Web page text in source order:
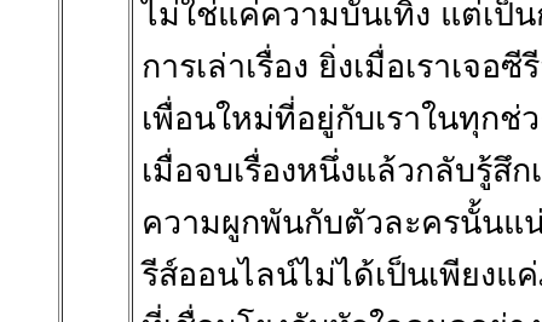
ไม่ใช่แค่ความบันเทิง แต่เป็
การเล่าเรื่อง ยิ่งเมื่อเราเจ
เพื่อนใหม่ที่อยู่กับเราในทุก
เมื่อจบเรื่องหนึ่งแล้วกลับรู้สึ
ความผูกพันกับตัวละครนั้นแ
รีส์ออนไลน์ไม่ได้เป็นเพียงแ